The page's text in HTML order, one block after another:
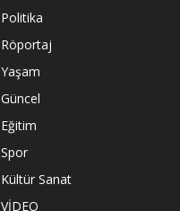
Politika
Röportaj
Yaşam
Güncel
Eğitim
Spor
Kültür Sanat
VİDEO